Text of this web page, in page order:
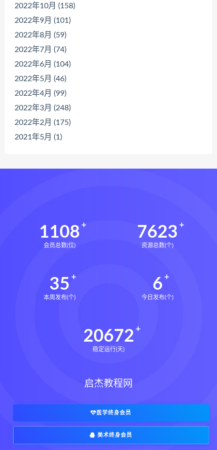
2022年10月 (158)
2022年9月 (101)
2022年8月 (59)
2022年7月 (74)
2022年6月 (104)
2022年5月 (46)
2022年4月 (99)
2022年3月 (248)
2022年2月 (175)
2021年5月 (1)
1108
会员总数(位)
7623
资源总数(个)
35
本周发布(个)
6
今日发布(个)
20672
稳定运行(天)
启杰教程网
医学终身会员
美术终身会员